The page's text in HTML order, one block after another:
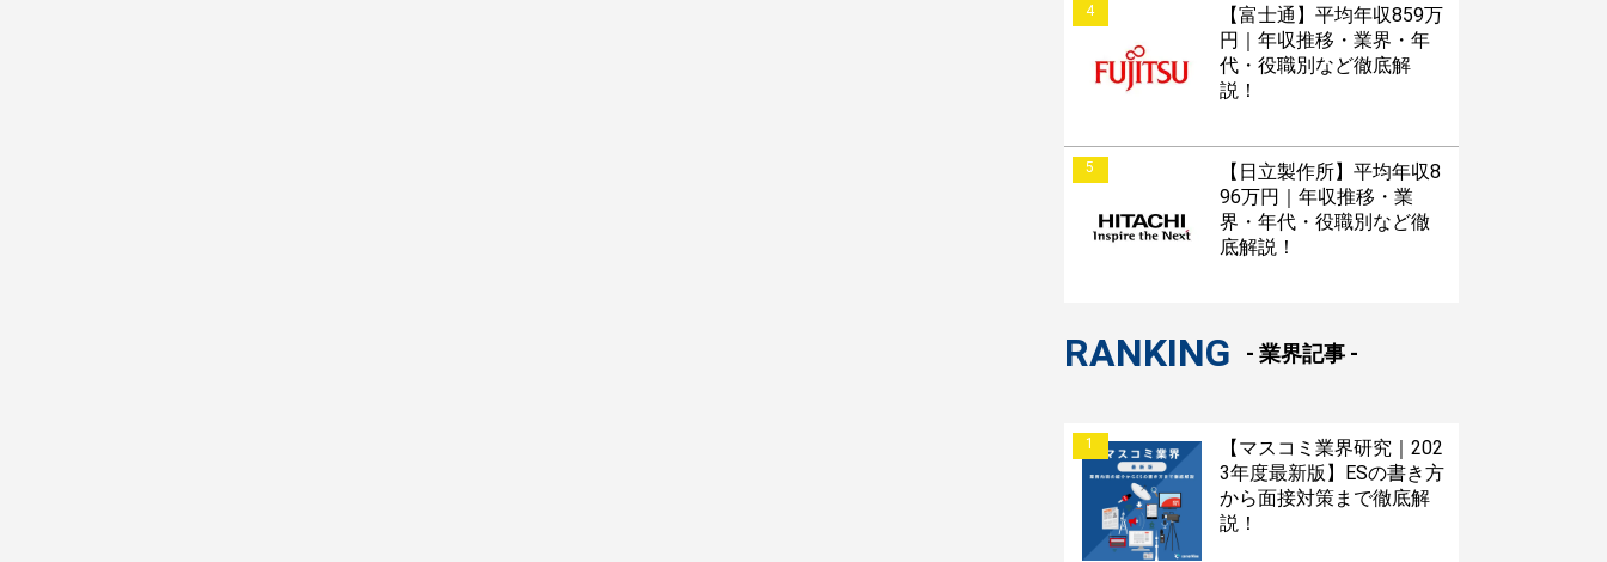
4
【富士通】平均年収859万
円｜年収推移・業界・年
代・役職別など徹底解
説！
5
【日立製作所】平均年収8
96万円｜年収推移・業
界・年代・役職別など徹
底解説！
RANKING - 業界記事 -
1
【マスコミ業界研究｜202
3年度最新版】ESの書き方
から面接対策まで徹底解
説！